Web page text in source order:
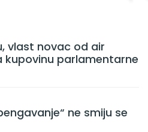
vlast novac od air
parlamentarne
ne smiju se